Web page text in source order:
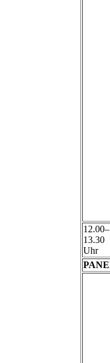
12.00–
13.30
Uhr